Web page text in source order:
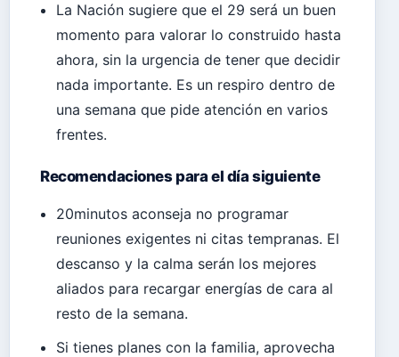
La Nación sugiere que el 29 será un buen
momento para valorar lo construido hasta
ahora, sin la urgencia de tener que decidir
nada importante. Es un respiro dentro de
una semana que pide atención en varios
frentes.
Recomendaciones para el día siguiente
20minutos aconseja no programar
reuniones exigentes ni citas tempranas. El
descanso y la calma serán los mejores
aliados para recargar energías de cara al
resto de la semana.
Si tienes planes con la familia, aprovecha